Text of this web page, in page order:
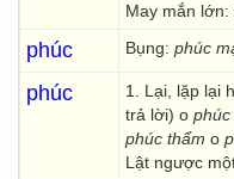
May mắn lớn:
phúc Bụng: phúc
phúc 1. Lại, lặp lại
trả lời) o phúc
phúc thẩm o
Lật ngược